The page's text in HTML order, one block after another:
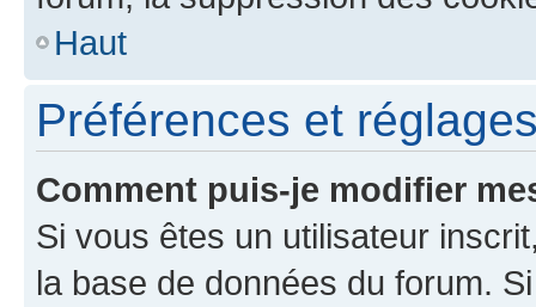
Haut
Préférences et
Comment puis-je modifier
Si vous êtes un utilisateur
la base de données du forum.